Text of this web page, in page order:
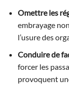
Omettre les
embrayage
l’usure des
Conduire de
forcer les
provoquent